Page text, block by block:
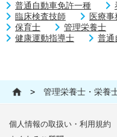
普通自動車免許一種
臨床検査技師
医療事
保育士
管理栄養士
健康運動指導士
普通
> 管理栄養士・栄養
個人情報の取扱い・利用規約